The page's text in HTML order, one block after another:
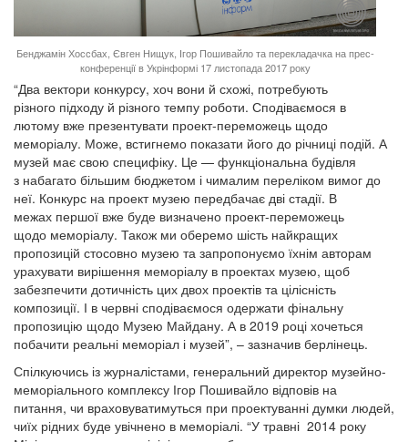
Бенджамін Хоссбах, Євген Нищук, Ігор Пошивайло та перекладачка на прес-
конференції в Укрінформі 17 листопада 2017 року
“Два вектори конкурсу, хоч вони й схожі, потребують
різного підходу й різного темпу роботи. Сподіваємося в
лютому вже презентувати проект-переможець щодо
меморіалу. Може, встигнемо показати його до річниці подій. А
музей має свою специфіку. Це — функціональна будівля
з набагато більшим бюджетом і чималим переліком вимог до
неї. Конкурс на проект музею передбачає дві стадії. В
межах першої вже буде визначено проект-переможець
щодо меморіалу. Також ми оберемо шість найкращих
пропозицій стосовно музею та запропонуємо їхнім авторам
урахувати вирішення меморіалу в проектах музею, щоб
забезпечити дотичність цих двох проектів та цілісність
композиції. І в червні сподіваємося одержати фінальну
пропозицію щодо Музею Майдану. А в 2019 році хочеться
побачити реальні меморіал і музей”, – зазначив берлінець.
Спілкуючись із журналістами, генеральний директор музейно-
меморіального комплексу Ігор Пошивайло відповів на
питання, чи враховуватимуться при проектуванні думки людей,
чиїх рідних буде увічнено в меморіалі. “У травні 2014 року